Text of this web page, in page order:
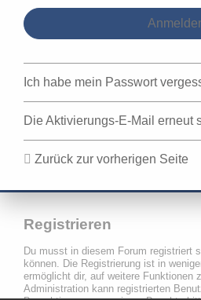
Ich habe mein Passwort
Die Aktivierungs-E-Mail erneut
Zurück zur vorherigen Seite
Registrieren
Du musst in diesem Forum registriert
können. Die Registrierung ist in
ermöglicht dir, auf weitere Funktionen
Administration kann registrierten